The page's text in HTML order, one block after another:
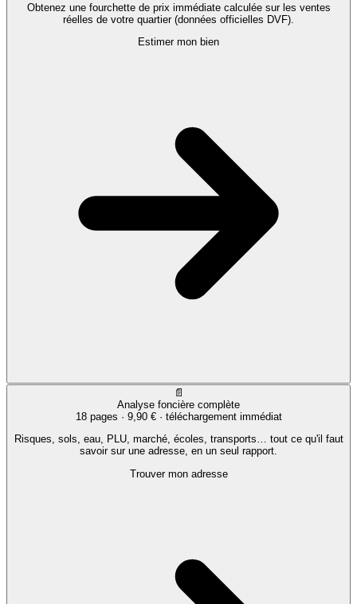
Obtenez une fourchette de prix immédiate calculée sur les ventes
réelles de votre quartier (données officielles DVF).
Estimer mon bien
📄
Analyse foncière complète
18 pages · 9,90 €· téléchargement immédiat
Risques, sols, eau, PLU, marché, écoles, transports… tout ce qu'il faut
savoir sur une adresse, en un seul rapport.
Trouver mon adresse